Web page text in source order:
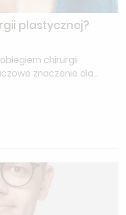
plastycznej?
chirurgii
znaczenie dla
przedoperacyjne